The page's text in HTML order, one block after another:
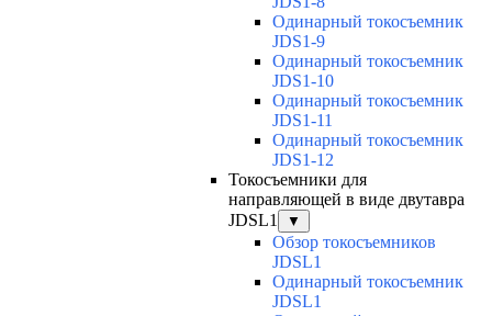
Одинарный токосъемник
JDS1-9
Одинарный токосъемник
JDS1-10
Одинарный токосъемник
JDS1-11
Одинарный токосъемник
JDS1-12
Токосъемники для
направляющей в виде двутавра
JDSL1
▼
Обзор токосъемников
JDSL1
Одинарный токосъемник
JDSL1